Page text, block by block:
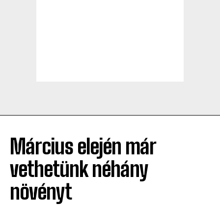
Március elején már
vethetünk néhány
növényt